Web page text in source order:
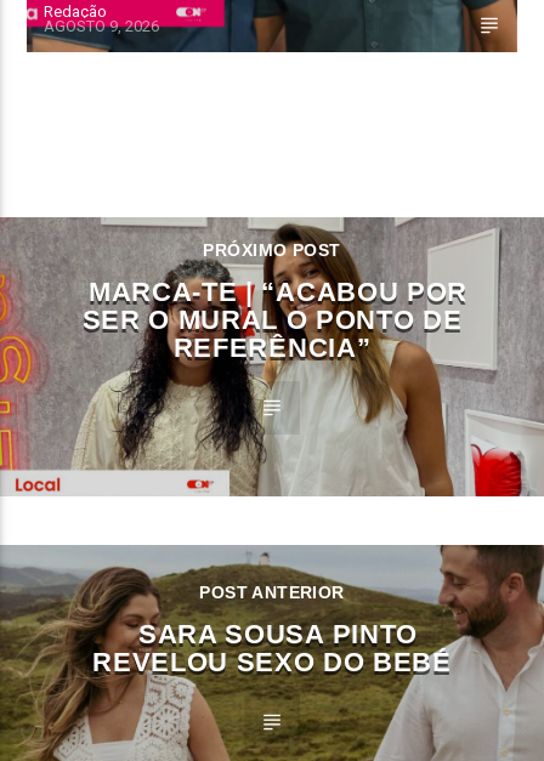
Redação
AGOSTO 9, 2026
PRÓXIMO POST
MARCA-TE | “ACABOU POR
SER O MURAL O PONTO DE
REFERÊNCIA”
POST ANTERIOR
SARA SOUSA PINTO
REVELOU SEXO DO BEBÉ